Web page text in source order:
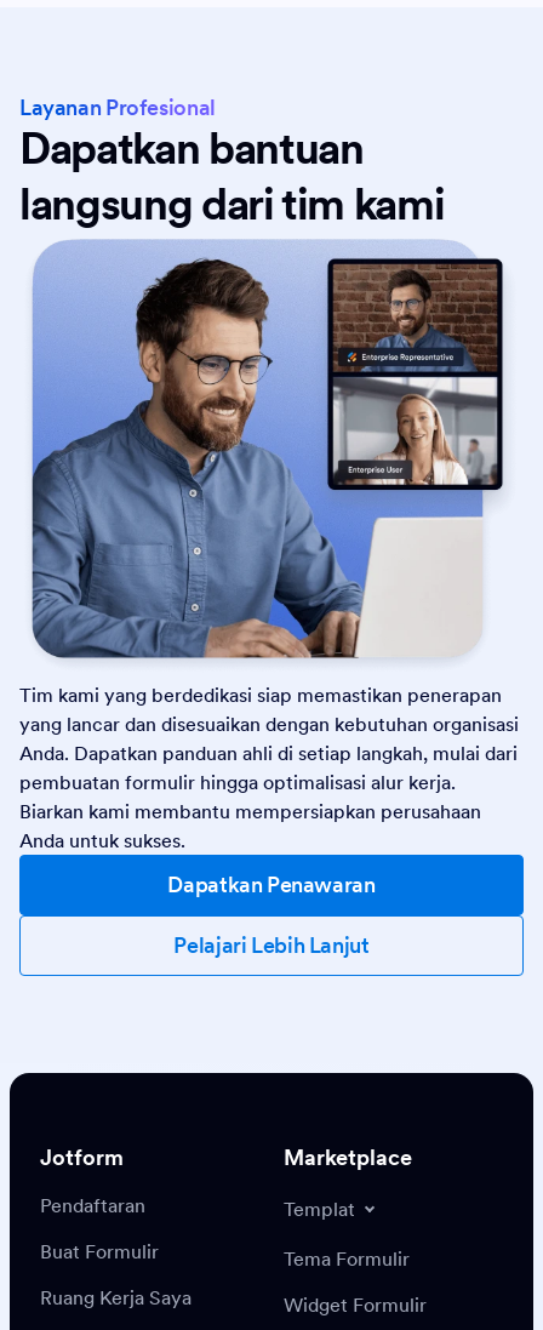
Layanan Profesional
Dapatkan bantuan
langsung dari tim kami
Tim kami yang berdedikasi siap memastikan penerapan
yang lancar dan disesuaikan dengan kebutuhan organisasi
Anda. Dapatkan panduan ahli di setiap langkah, mulai dari
pembuatan formulir hingga optimalisasi alur kerja.
Biarkan kami membantu mempersiapkan perusahaan
Anda untuk sukses.
Dapatkan Penawaran
Pelajari Lebih Lanjut
Jotform
Pendaftaran
Buat Formulir
Ruang Kerja Saya
Marketplace
Templat
Tema Formulir
Widget Formulir